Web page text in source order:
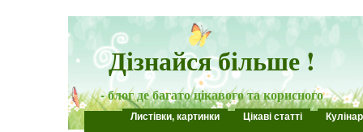
Дізнайся більше !
- блог де багато цікавого та корисного
Листівки, картинки Цікаві статті